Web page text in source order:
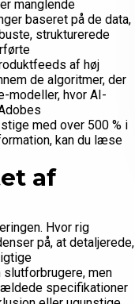
manglende
baseret på de data,
strukturerede
af høj
de algoritmer, der
modeller, hvor AI-
med over 500 % i
kan du læse
af
Hvor rig
på, at detaljerede,
men
specifikationer